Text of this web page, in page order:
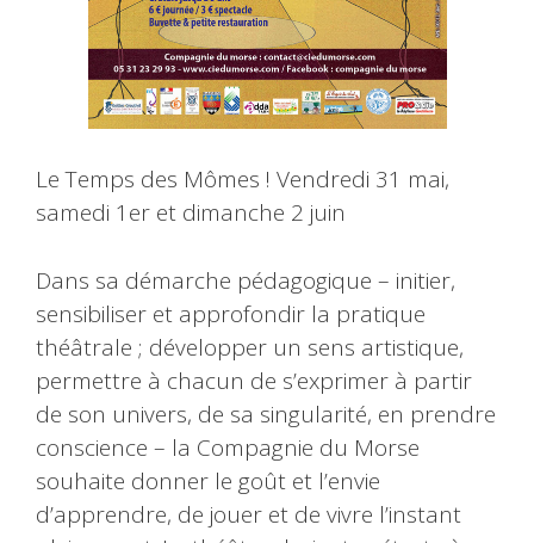
Le Temps des Mômes ! Vendredi 31 mai,
samedi 1er et dimanche 2 juin
Dans sa démarche pédagogique – initier,
sensibiliser et approfondir la pratique
théâtrale ; développer un sens artistique,
permettre à chacun de s’exprimer à partir
de son univers, de sa singularité, en prendre
conscience – la Compagnie du Morse
souhaite donner le goût et l’envie
d’apprendre, de jouer et de vivre l’instant